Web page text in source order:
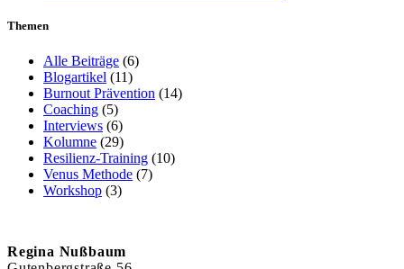
Themen
Alle Beiträge (6)
Blogartikel (11)
Burnout Prävention (14)
Coaching (5)
Interviews (6)
Kolumne (29)
Resilienz-Training (10)
Venus Methode (7)
Workshop (3)
Regina Nußbaum